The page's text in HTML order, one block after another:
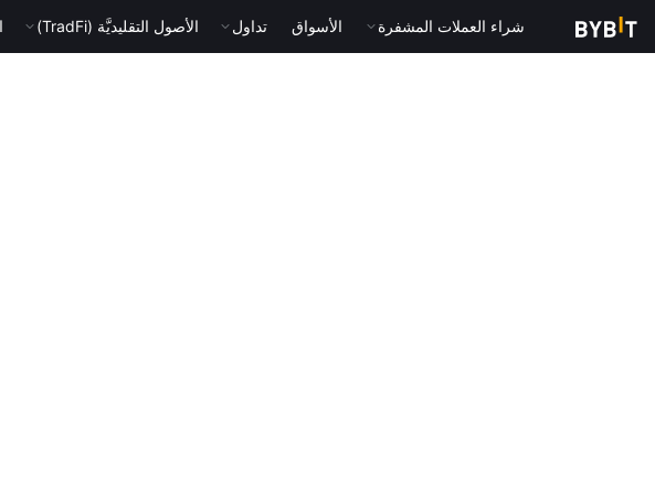
شراء العملات المشفرة الأسواق تداول الأصول التقليديَّة (TradFi)